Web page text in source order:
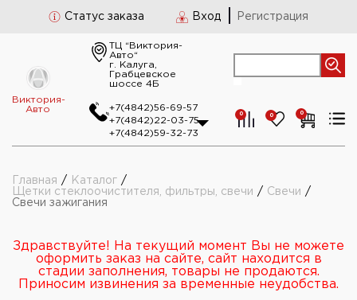
Статус заказа Вход Регистрация
Виктория-
Авто
ТЦ “Виктория-
Авто“
г. Калуга,
Грабцевское
шоссе 4Б
+7(4842)56-69-57
+7(4842)22-03-75
+7(4842)59-32-73
0 0 0
Главная / Каталог /
Щетки стеклоочистителя, фильтры, свечи / Свечи /
Свечи зажигания
Здравствуйте! На текущий момент Вы не можете
оформить заказ на сайте, сайт находится в
стадии заполнения, товары не продаются.
Приносим извинения за временные неудобства.